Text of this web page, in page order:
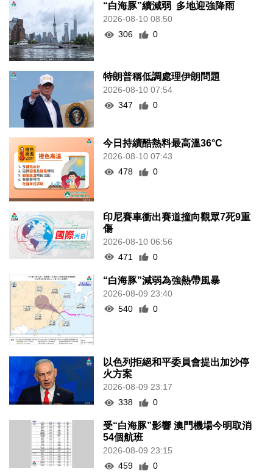
“白海豚”續減弱 多地迎強降雨
2026-08-10 08:50
306
0
特朗普稱低調處理伊朗問題
2026-08-10 07:54
347
0
今日持續酷熱料最高溫36°C
2026-08-10 07:43
478
0
印尼賽車衝出賽道撞向觀眾7死9重
傷
2026-08-10 06:56
471
0
“白海豚”減弱為強熱帶風暴
2026-08-09 23:40
540
0
以色列拒絕和平委員會提出加沙停
火方案
2026-08-09 23:17
338
0
受“白海豚”影響 澳門機場今明取消
54個航班
2026-08-09 23:15
459
0